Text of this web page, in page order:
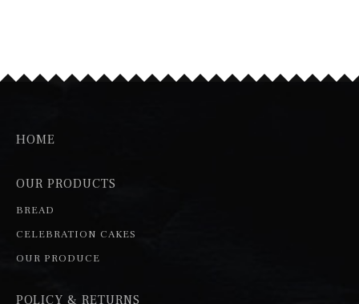
HOME
OUR PRODUCTS
BREAD
CELEBRATION CAKES
OUR PRODUCE
POLICY & RETURNS